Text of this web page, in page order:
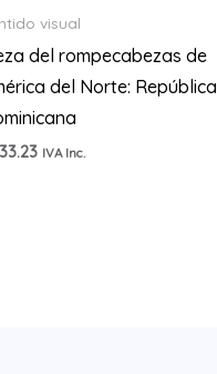
visual
del rompecabezas de
del Norte: República
IVA Inc.